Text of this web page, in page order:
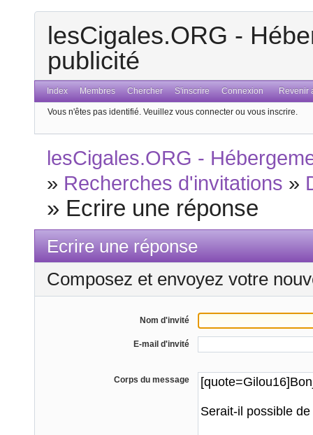
lesCigales.ORG -
publicité
Index Membres Chercher S'inscrire Connexion Revenir
Vous n'êtes pas identifié. Veuillez vous connecter ou vous inscrire.
lesCigales.ORG -
» Recherches d'invitations »
» Ecrire une réponse
Ecrire une réponse
Composez et envoyez votre
Nom d'invité
E-mail d'invité
Corps du message